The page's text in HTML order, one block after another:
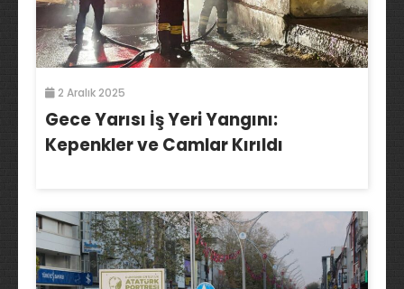
2 Aralık 2025
Gece Yarısı İş Yeri Yangını:
Kepenkler ve Camlar Kırıldı